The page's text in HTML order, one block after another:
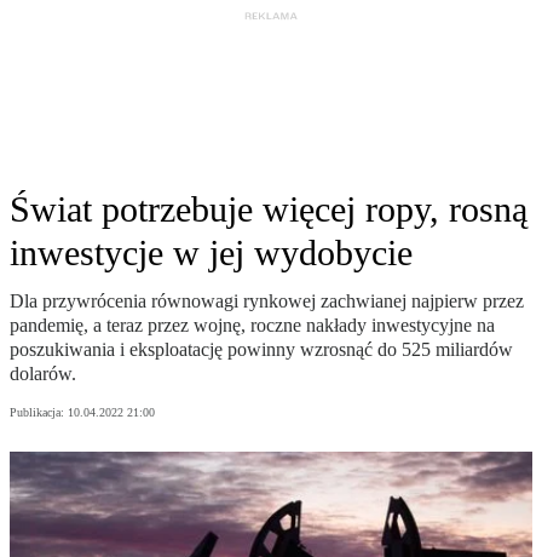
Świat potrzebuje więcej ropy, rosną
inwestycje w jej wydobycie
Dla przywrócenia równowagi rynkowej zachwianej najpierw przez
pandemię, a teraz przez wojnę, roczne nakłady inwestycyjne na
poszukiwania i eksploatację powinny wzrosnąć do 525 miliardów
dolarów.
Publikacja: 10.04.2022 21:00